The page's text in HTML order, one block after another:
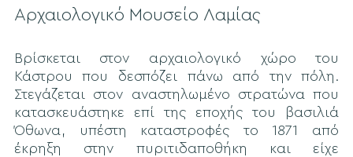
Αρχαιολογικό Μουσείο Λαμίας
Βρίσκεται στον αρχαιολογικό χώρο του
Κάστρου που δεσπόζει πάνω από την πόλη.
Στεγάζεται στον αναστηλωμένο στρατώνα που
κατασκευάστηκε επί της εποχής του βασιλιά
Όθωνα, υπέστη καταστροφές το 1871 από
έκρηξη στην πυριτιδαποθήκη και είχε